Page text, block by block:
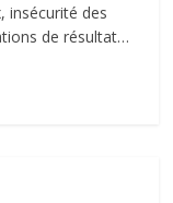
insécurité des
de résultat…